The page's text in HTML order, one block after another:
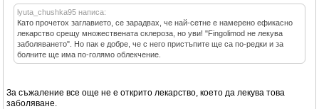
lyuta_chushka95 написа:
Като прочетох заглавието, се зарадвах, че най-сетне е намерено ефикасно
лекарство срещу множествената склероза, но уви! "Fingolimod не лекува
заболяването". Но пак е добре, че с него пристъпите ще са по-редки и за
болните ще има по-голямо облекчение.
За съжаление все още не е открито лекарство, което да лекува това
заболяване.